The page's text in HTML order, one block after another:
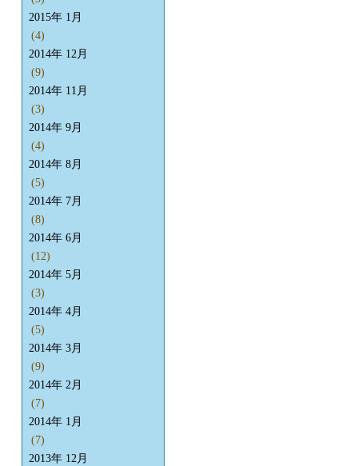
2015年 1月
(4)
2014年 12月
(9)
2014年 11月
(3)
2014年 9月
(4)
2014年 8月
(5)
2014年 7月
(8)
2014年 6月
(12)
2014年 5月
(3)
2014年 4月
(5)
2014年 3月
(9)
2014年 2月
(7)
2014年 1月
(7)
2013年 12月